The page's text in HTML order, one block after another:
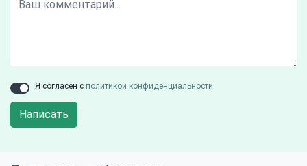
Я согласен с политикой конфиденциальности
Написать